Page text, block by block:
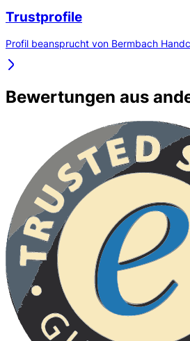
Trustprofile
Profil beansprucht von Bermbach
Bewertungen aus